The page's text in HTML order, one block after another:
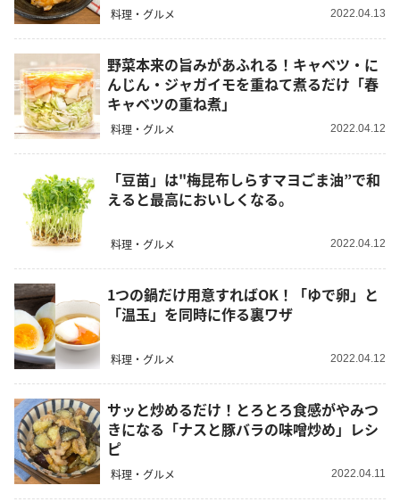
料理・グルメ 2022.04.13
野菜本来の旨みがあふれる！キャベツ・に
んじん・ジャガイモを重ねて煮るだけ「春
キャベツの重ね煮」
料理・グルメ 2022.04.12
「豆苗」は"梅昆布しらすマヨごま油”で和
えると最高においしくなる。
料理・グルメ 2022.04.12
1つの鍋だけ用意すればOK！「ゆで卵」と
「温玉」を同時に作る裏ワザ
料理・グルメ 2022.04.12
サッと炒めるだけ！とろとろ食感がやみつ
きになる「ナスと豚バラの味噌炒め」レシ
ピ
料理・グルメ 2022.04.11